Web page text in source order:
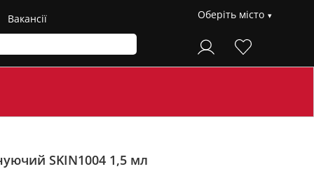
Вакансії Оберіть місто
SKIN1004 1,5 мл